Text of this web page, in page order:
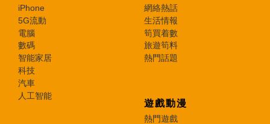
iPhone
5G流動
電腦
數碼
智能家居
科技
汽車
人工智能
網絡熱話
生活情報
筍買着數
旅遊筍料
熱門話題
遊戲動漫
熱門遊戲